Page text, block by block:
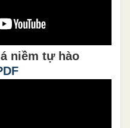
niềm tự hào